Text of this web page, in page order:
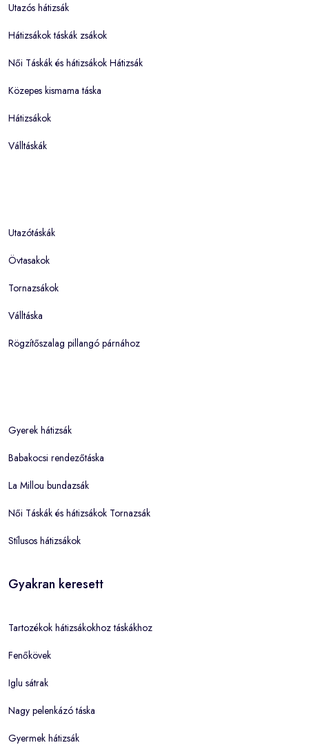
Utazós hátizsák
Hátizsákok táskák zsákok
Női Táskák és hátizsákok Hátizsák
Közepes kismama táska
Hátizsákok
Válltáskák
Utazótáskák
Övtasakok
Tornazsákok
Válltáska
Rögzítőszalag pillangó párnához
Gyerek hátizsák
Babakocsi rendezőtáska
La Millou bundazsák
Női Táskák és hátizsákok Tornazsák
Stílusos hátizsákok
Gyakran keresett
Tartozékok hátizsákokhoz táskákhoz
Fenőkövek
Iglu sátrak
Nagy pelenkázó táska
Gyermek hátizsák